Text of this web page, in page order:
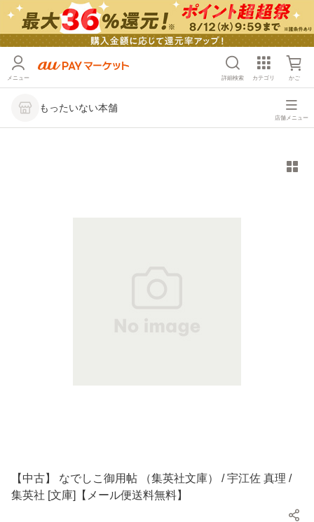
メニュー 詳細検索 カテゴリ かご
もったいない本舗
店舗メニュー
【中古】 なでしこ御用帖 （集英社文庫） / 宇江佐 真理 /
集英社 [文庫]【メール便送料無料】